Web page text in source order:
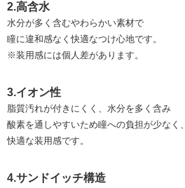
2.高含水
水分が多く含むやわらかい素材で
瞳に違和感なく快適なつけ心地です。
※装用感には個人差があります。
3.イオン性
脂質汚れが付きにくく、水分を多く含み
酸素を通しやすいため瞳への負担が少なく、
快適な装用感です。
4.サンドイッチ構造